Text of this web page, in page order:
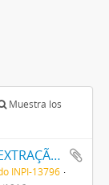
Muestra los
UM NOVO PROCESSO DE EXTRAÇÃO DE MATERIA CORANTE DOS VEGETAES
INPI-13796